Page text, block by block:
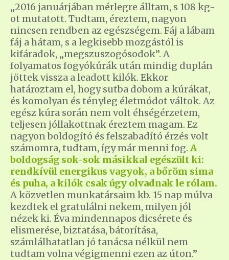
„2016 januárjában mérlegre álltam, s 108 kg-
ot mutatott. Tudtam, éreztem, nagyon
nincsen rendben az egészségem. Fáj a lábam
fáj a hátam, s a legkisebb mozgástól is
kifáradok, „megszuszogósodok”. A
folyamatos fogyókúrák után mindig duplán
jöttek vissza a leadott kilók. Ekkor
határoztam el, hogy sutba dobom a kúrákat,
és komolyan és tényleg életmódot váltok. Az
egész kúra során nem volt éhségérzetem,
teljesen jóllakottnak éreztem magam. Ez
nagyon boldogító és felszabadító érzés volt
számomra, tudtam, így már menni fog. A
boldogság sok-sok másikkal egészült ki:
rendkívül energikus vagyok, a bőröm sima
és puha, a kilók csak úgy olvadnak le rólam.
A közvetlen munkatársaim kb. 15 nap múlva
kezdtek el gratulálni nekem, milyen jól
nézek ki. Éva mindennapos dicsérete és
elismerése, biztatása, bátorítása,
számlálhatatlan jó tanácsa nélkül nem
tudtam volna végigmenni ezen az úton.”